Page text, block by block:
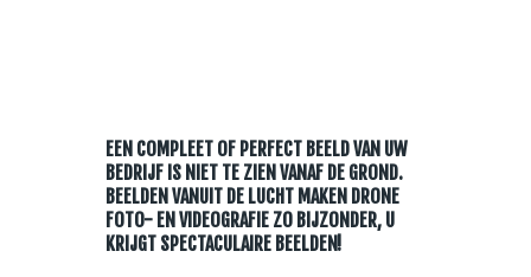
EEN COMPLEET OF PERFECT BEELD VAN UW
BEDRIJF IS NIET TE ZIEN VANAF DE GROND.
BEELDEN VANUIT DE LUCHT MAKEN DRONE
FOTO- EN VIDEOGRAFIE ZO BIJZONDER, U
KRIJGT SPECTACULAIRE BEELDEN!